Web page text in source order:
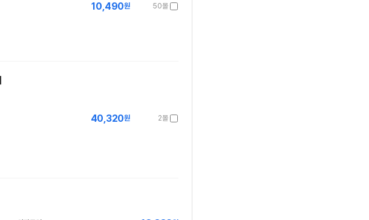
50몰
10,490원
2몰
40,320원